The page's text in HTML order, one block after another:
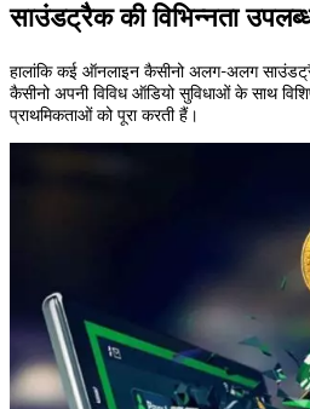
साउंडट्रैक की विभिन्नता
हालांकि कई ऑनलाइन कैसीनो अलग-अलग
कैसीनो अपनी विविध ऑडियो सुविधाओं के साथ
प्राथमिकताओं को पूरा करती हैं।